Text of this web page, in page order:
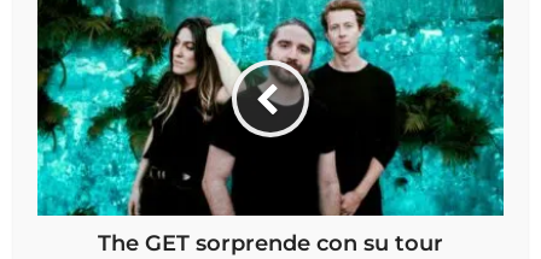
The GET sorprende con su tour